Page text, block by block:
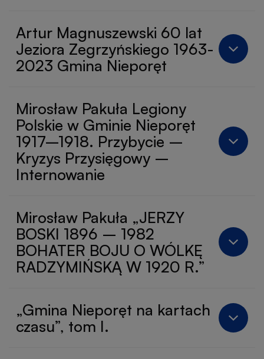
Artur Magnuszewski 60 lat
Jeziora Zegrzyńskiego 1963-
2023 Gmina Nieporęt
Mirosław Pakuła Legiony
Polskie w Gminie Nieporęt
1917–1918. Przybycie –
Kryzys Przysięgowy –
Internowanie
Mirosław Pakuła „JERZY
BOSKI 1896 – 1982
BOHATER BOJU O WÓLKĘ
RADZYMIŃSKĄ W 1920 R.”
„Gmina Nieporęt na kartach
czasu”, tom I.